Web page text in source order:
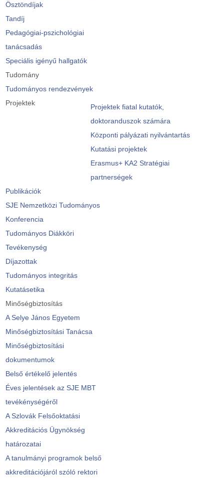
Ösztöndíjak
Tandíj
Pedagógiai-pszichológiai
tanácsadás
Speciális igényű hallgatók
Tudomány
Tudományos rendezvények
Projektek
Projektek fiatal kutatók,
doktoranduszok számára
Központi pályázati nyilvántartás
Kutatási projektek
Erasmus+ KA2 Stratégiai
partnerségek
Publikációk
SJE Nemzetközi Tudományos
Konferencia
Tudományos Diákköri
Tevékenység
Díjazottak
Tudományos integritás
Kutatásetika
Minőségbiztosítás
A Selye János Egyetem
Minőségbiztosítási Tanácsa
Minőségbiztosítási
dokumentumok
Belső értékelő jelentés
Éves jelentések az SJE MBT
tevékénységéről
A Szlovák Felsőoktatási
Akkreditációs Ügynökség
határozatai
A tanulmányi programok belső
akkreditációjáról szóló rektori